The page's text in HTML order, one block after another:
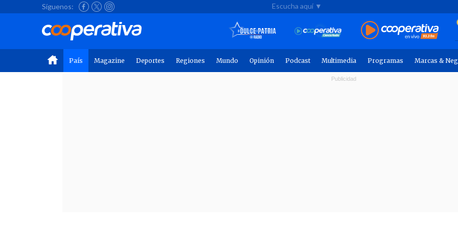
Síguenos: Escucha aquí ▼
País Magazine Deportes Regiones Mundo Opinión Podcast Multimedia Programas Marcas &